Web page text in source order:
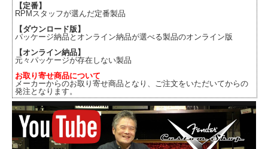
【定番】
RPMスタッフが選んだ定番製品
【ダウンロード版】
パッケージ納品とオンライン納品が選べる製品のオンライン版
【オンライン納品】
元々パッケージが存在しない製品
お取り寄せ商品について
メーカーからのお取り寄せ商品となり、ご注文をいただいてからの
発注となります。